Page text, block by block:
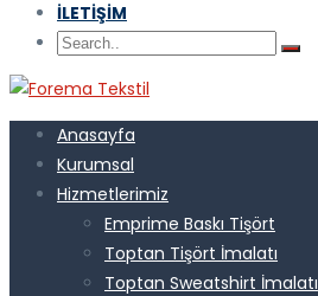
İLETIŞIM
Anasayfa
Kurumsal
Hizmetlerimiz
Emprime Baskı Tişört
Toptan Tişört İmalatı
Toptan Sweatshirt İmalatı